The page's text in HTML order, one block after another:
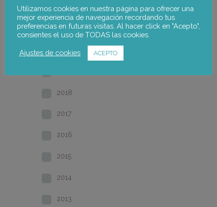
2022
2021
2020
2018
2017
2016
2015
2014
2013
Utilizamos cookies en nuestra página para ofrecer una
mejor experiencia de navegación recordando tus
preferencias en futuras visitas. Al hacer click en "Acepto",
consientes el uso de TODAS las cookies.
Ajustes de cookies ACEPTO